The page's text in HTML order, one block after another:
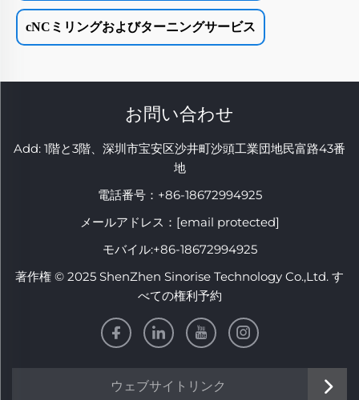
cNCミリングおよびターニングサービス
お問い合わせ
Add: 1階と3階、深圳市宝安区沙井町沙頭工業団地民富路43番
地
電話番号： +86-18672994925
メールアドレス： [email protected]
モバイル:+86-18672994925
著作権 © 2025 ShenZhen Sinorise Technology Co.,Ltd. す
べての権利予約
ウェブサイトリンク